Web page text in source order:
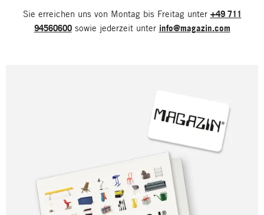
Sie erreichen uns von Montag bis Freitag unter +49 711
94560600sowie jederzeit unter info@magazin.com